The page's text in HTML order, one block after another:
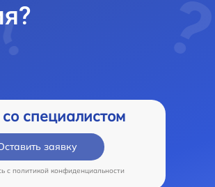
специалистом
заявку
c политикой конфиденциальности